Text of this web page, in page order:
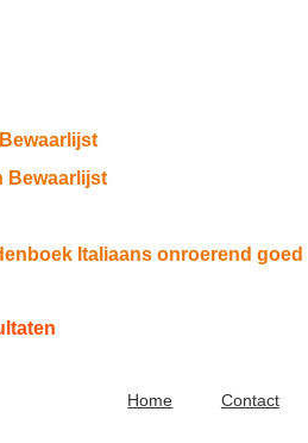
Bewaarlijst
Italiaans onroerend goed
Home Contact